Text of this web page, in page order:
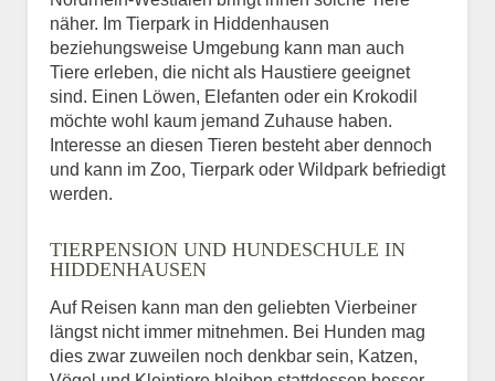
näher. Im Tierpark in Hiddenhausen
beziehungsweise Umgebung kann man auch
Tiere erleben, die nicht als Haustiere geeignet
sind. Einen Löwen, Elefanten oder ein Krokodil
möchte wohl kaum jemand Zuhause haben.
Interesse an diesen Tieren besteht aber dennoch
und kann im Zoo, Tierpark oder Wildpark befriedigt
werden.
TIERPENSION UND HUNDESCHULE IN
HIDDENHAUSEN
Auf Reisen kann man den geliebten Vierbeiner
längst nicht immer mitnehmen. Bei Hunden mag
dies zwar zuweilen noch denkbar sein, Katzen,